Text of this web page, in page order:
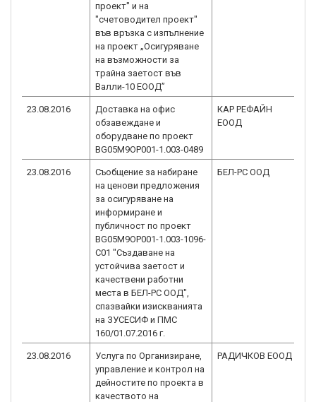
проект" и на
"счетоводител проект"
във връзка с изпълнение
на проект „Осигуряване
на възможности за
трайна заетост във
Валли-10 ЕООД”
23.08.2016
Доставка на офис
обзавеждане и
оборудване по проект
BG05M9OP001-1.003-0489
КАР РЕФАЙН
EООД
23.08.2016
Съобщение за набиране
на ценови предложения
за осигуряване на
информиране и
публичност по проект
BG05M9OP001-1.003-1096-
C01 "Създаване на
устойчива заетост и
качествeни работни
места в БЕЛ-РС ООД",
спазвайки изискванията
на ЗУСЕСИФ и ПМС
160/01.07.2016 г.
БЕЛ-РС ООД
23.08.2016
Услуга по Организиране,
управление и контрол на
дейностите по проекта в
качеството на
РАДИЧКОВ ЕООД